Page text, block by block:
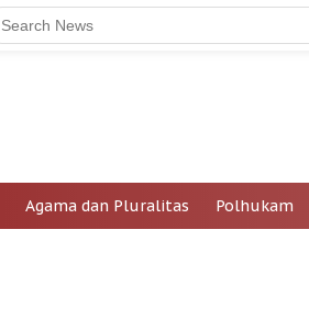
Agama dan Pluralitas Polhukam